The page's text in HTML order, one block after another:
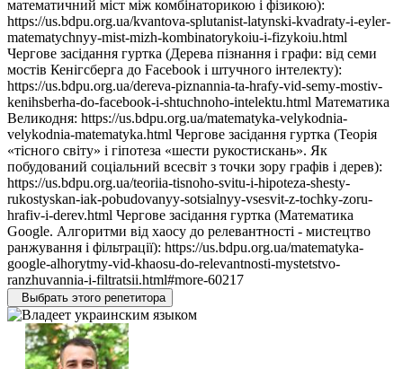
математичний міст між комбінаторикою і фізикою):
https://us.bdpu.org.ua/kvantova-splutanist-latynski-kvadraty-i-eyler-
matematychnyy-mist-mizh-kombinatorykoiu-i-fizykoiu.html
Чергове засідання гуртка (Дерева пізнання і графи: від семи
мостів Кенігсберга до Facebook і штучного інтелекту):
https://us.bdpu.org.ua/dereva-piznannia-ta-hrafy-vid-semy-mostiv-
kenihsberha-do-facebook-i-shtuchnoho-intelektu.html Математика
Великодня: https://us.bdpu.org.ua/matematyka-velykodnia-
velykodnia-matematyka.html Чергове засідання гуртка (Теорія
«тісного світу» і гіпотеза «шести рукостискань». Як
побудований соціальний всесвіт з точки зору графів і дерев):
https://us.bdpu.org.ua/teoriia-tisnoho-svitu-i-hipoteza-shesty-
rukostyskan-iak-pobudovanyy-sotsialnyy-vsesvit-z-tochky-zoru-
hrafiv-i-derev.html Чергове засідання гуртка (Математика
Google. Алгоритми від хаосу до релевантності - мистецтво
ранжування і фільтрації): https://us.bdpu.org.ua/matematyka-
google-alhorytmy-vid-khaosu-do-relevantnosti-mystetstvo-
ranzhuvannia-i-filtratsii.html#more-60217
Выбрать этого репетитора